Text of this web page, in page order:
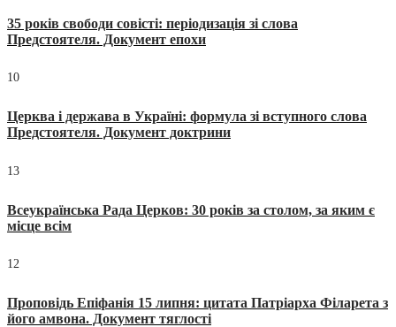
35 років свободи совісті: періодизація зі слова
Предстоятеля. Документ епохи
10
Церква і держава в Україні: формула зі вступного слова
Предстоятеля. Документ доктрини
13
Всеукраїнська Рада Церков: 30 років за столом, за яким є
місце всім
12
Проповідь Епіфанія 15 липня: цитата Патріарха Філарета з
його амвона. Документ тяглості